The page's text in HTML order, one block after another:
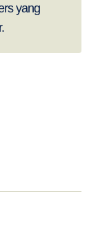
yang